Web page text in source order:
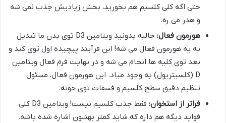
حتی اگه کلی کلسیم هم بخورید، بخش زیادیش جذب نمی شه
و هدر می ره.
هورمون فعال:
جالبه بدونید ویتامین D3 توی بدن ما تبدیل
به یه هورمون فعال می شه! این فرآیند پیچیده اول توی کبد و
بعد توی کلیه ها انجام می شه و در نهایت فرم فعال ویتامین
D (کلسیتریول) به وجود میاد. این هورمون فعال، مسئول
تنظیم دقیق سطح کلسیم و فسفات توی خونه.
فراتر از استخوان:
فقط جذب کلسیم نیست! ویتامین D3 کلی
فواید دیگه هم داره که شاید کمتر بهشون اشاره شده باشه.